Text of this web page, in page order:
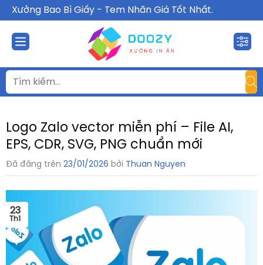
Chuyển
đến
nội
dung
Xưởng Bao Bì Giấy - Tem Nhãn Giá Tốt Nhất.
Logo Zalo vector miễn phí – File AI,
EPS, CDR, SVG, PNG chuẩn mới
Đã đăng trên 23/01/2026 bởi Thuan Nguyen
23
Th1